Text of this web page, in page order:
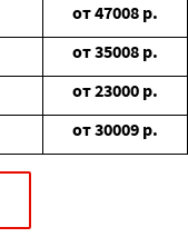
от47008 р.
от35008 р.
от23000 р.
от30009 р.